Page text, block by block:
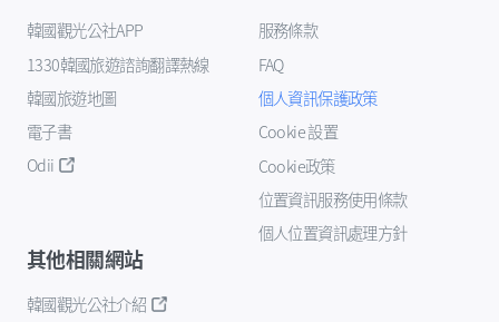
韓國觀光公社APP
1330韓國旅遊諮詢翻譯熱線
韓國旅遊地圖
電子書
Odii
服務條款
FAQ
個人資訊保護政策
Cookie 設置
Cookie政策
位置資訊服務使用條款
個人位置資訊處理方針
其他相關網站
韓國觀光公社介紹